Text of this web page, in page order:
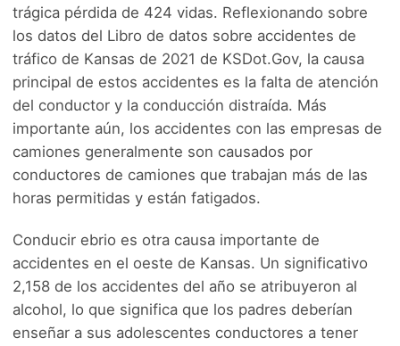
trágica pérdida de 424 vidas. Reflexionando sobre
los datos del Libro de datos sobre accidentes de
tráfico de Kansas de 2021 de KSDot.Gov, la causa
principal de estos accidentes es la falta de atención
del conductor y la conducción distraída. Más
importante aún, los accidentes con las empresas de
camiones generalmente son causados por
conductores de camiones que trabajan más de las
horas permitidas y están fatigados.
Conducir ebrio es otra causa importante de
accidentes en el oeste de Kansas. Un significativo
2,158 de los accidentes del año se atribuyeron al
alcohol, lo que significa que los padres deberían
enseñar a sus adolescentes conductores a tener